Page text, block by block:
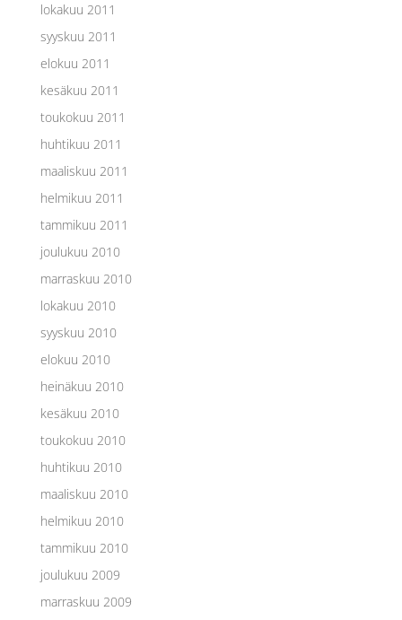
lokakuu 2011
syyskuu 2011
elokuu 2011
kesäkuu 2011
toukokuu 2011
huhtikuu 2011
maaliskuu 2011
helmikuu 2011
tammikuu 2011
joulukuu 2010
marraskuu 2010
lokakuu 2010
syyskuu 2010
elokuu 2010
heinäkuu 2010
kesäkuu 2010
toukokuu 2010
huhtikuu 2010
maaliskuu 2010
helmikuu 2010
tammikuu 2010
joulukuu 2009
marraskuu 2009